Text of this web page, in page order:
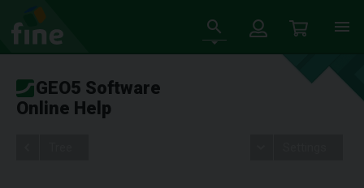
GEO5 Software
Online Help